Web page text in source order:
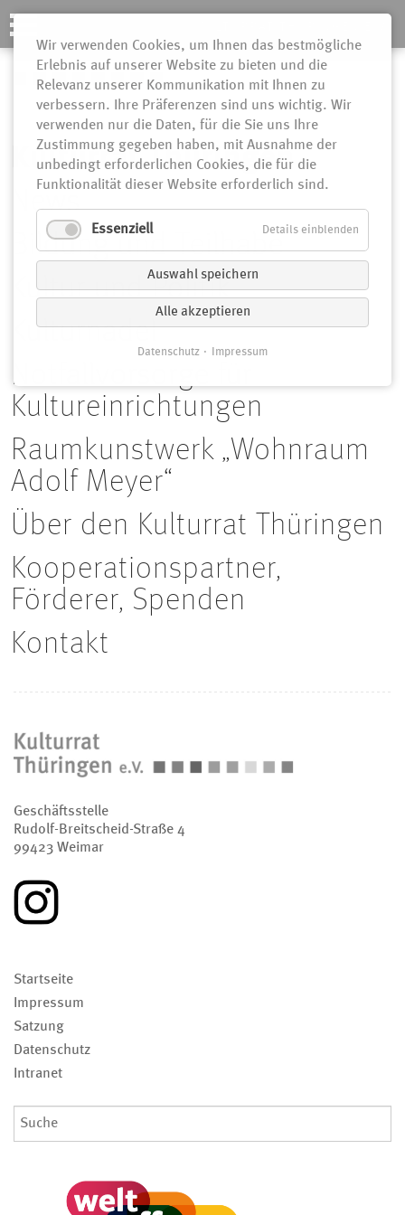
Kulturrat Thüringen
Navigation
überspringen
News
Bildung und Teilhabe
Kultur und Politik
Kulturnadel
Notfallvorsorge für
Kultureinrichtungen
Raumkunstwerk „Wohnraum
Adolf Meyer“
Über den Kulturrat Thüringen
Kooperationspartner,
Förderer, Spenden
Kontakt
Geschäftsstelle
Rudolf-Breitscheid-Straße 4
99423 Weimar
Navigation
überspringen
Startseite
Impressum
Satzung
Datenschutz
Intranet
Wir verwenden Cookies, um Ihnen das bestmögliche
Erlebnis auf unserer Website zu bieten und die
Relevanz unserer Kommunikation mit Ihnen zu
verbessern. Ihre Präferenzen sind uns wichtig. Wir
verwenden nur die Daten, für die Sie uns Ihre
Zustimmung gegeben haben, mit Ausnahme der
unbedingt erforderlichen Cookies, die für die
Funktionalität dieser Website erforderlich sind.
Essenziell Details einblenden
Auswahl speichern
Alle akzeptieren
Datenschutz Impressum